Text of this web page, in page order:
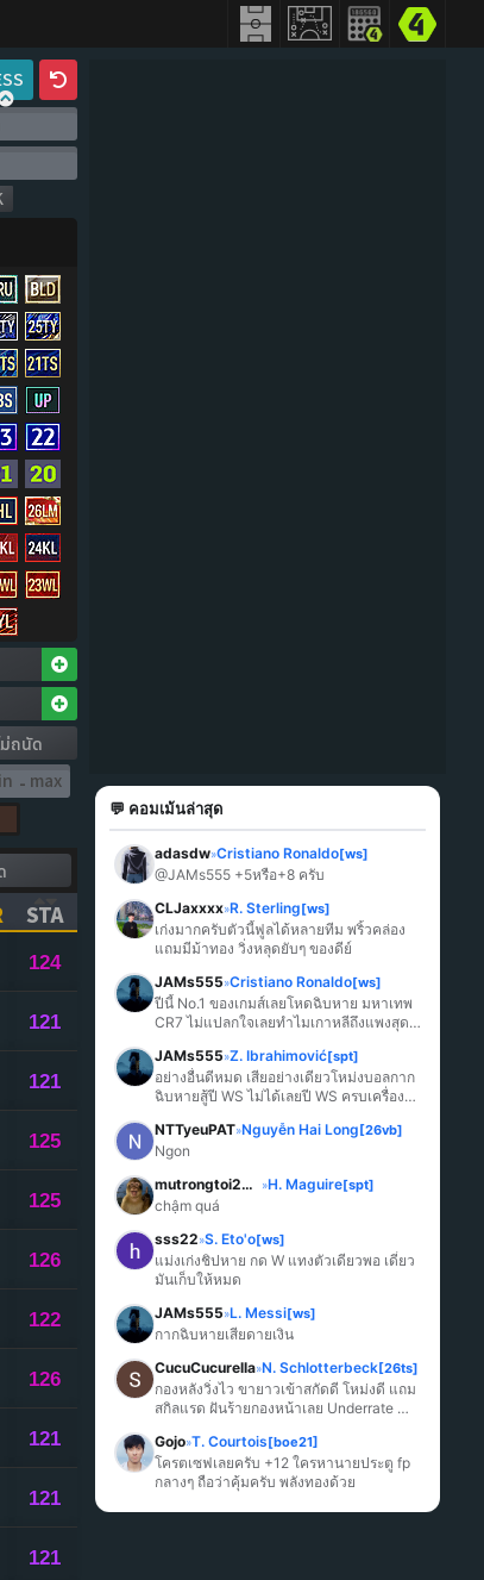
-
SORT ASCENDING)
TO SORT ASCENDING)
STA
(CLICK TO SORT ASCENDING)
124
121
121
125
125
126
122
126
121
121
121
💬 คอมเม้นล่าสุด
adasdw»Cristiano Ronaldo[ws]
@JAMs555 +5หรือ+8 ครับ
CLJaxxxx»R. Sterling[ws]
เก่งมากครับตัวนี้ฟูลได้หลายทีม พริ้วคล่อง
แถมมีม้าทอง วิ่งหลุดยับๆ ของดีย์
JAMs555»Cristiano Ronaldo[ws]
ปีนี้ No.1 ของเกมส์เลยโหดฉิบหาย มหาเทพ
CR7 ไม่แปลกใจเลยทำไมเกาหลีถึงแพงสุด
JAMs555»Z. Ibrahimović[spt]
อย่างอื่นดีหมด เสียอย่างเดียวโหม่งบอลกาก
ฉิบหายสู้ปี WS ไม่ได้เลยปี WS ครบเครื่อง
NTTyeuPAT»Nguyễn Hai Long[26vb]
Ngon
mutrongtoi2027
»H. Maguire[spt]
chậm quá
sss22»S. Eto'o[ws]
แม่งเก่งชิปหาย กด W แทงตัวเดียวพอ เดี๋ยว
มันเก็บให้หมด
JAMs555»L. Messi[ws]
กากฉิบหายเสียดายเงิน
CucuCucurella»N. Schlotterbeck[26ts]
กองหลังวิ่งไว ขายาวเข้าสกัดดี โหม่งดี แถม
สกิลแรด ฝันร้ายกองหน้าเลย Underrate
Gojo»T. Courtois[boe21]
โครตเซฟเลยครับ +12 ใครหานายประตู fp
กลางๆ ถือว่าคุ้มครับ พลังทองด้วย